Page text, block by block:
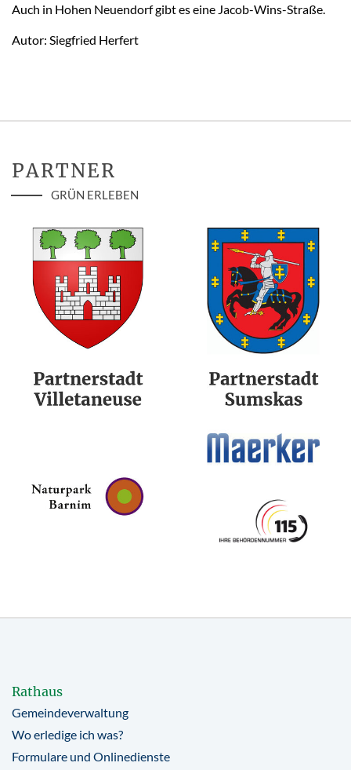
Auch in Hohen Neuendorf gibt es eine Jacob-Wins-Straße.
Autor: Siegfried Herfert
PARTNER
GRÜN ERLEBEN
Rathaus
Gemeindeverwaltung
Wo erledige ich was?
Formulare und Onlinedienste